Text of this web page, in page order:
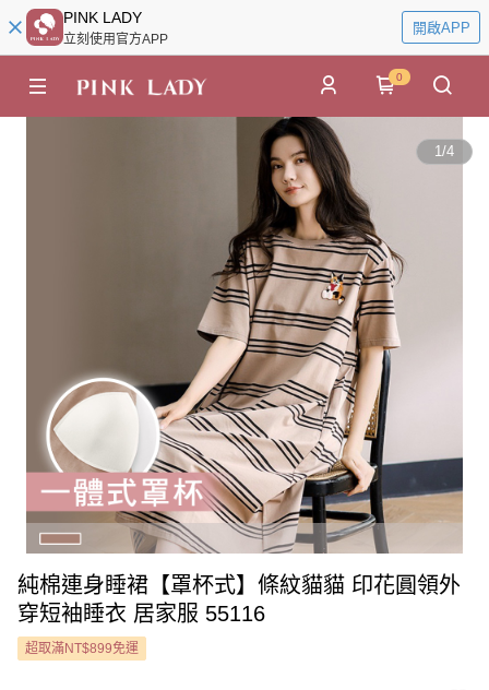
PINK LADY
立刻使用官方APP
開啟APP
0
1/4
純棉連身睡裙【罩杯式】條紋貓貓 印花圓領外
穿短袖睡衣 居家服 55116
超取滿NT$899免運